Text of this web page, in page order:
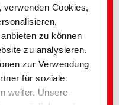
Cookies,
zu können
zu analysieren.
zur Verwendung
für soziale
weiter. Unsere